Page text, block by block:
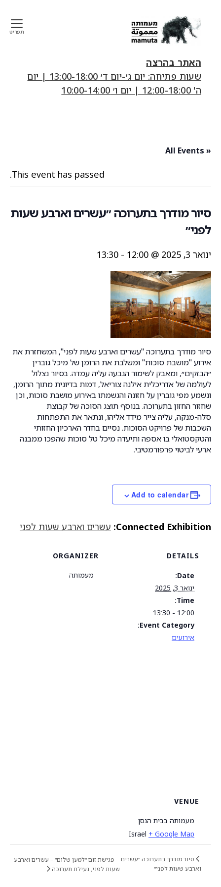
art
&
research
center
תפריט
האתר בהרצה
שעות פתיחה: יום ג׳-יום ד׳ 13:00-18:00 | יום
ה' 12:00-18:00 | יום ו׳ 10:00-14:00
« All Events
This event has passed.
סיור מודרך בתערוכה ״עשרים וארבע שעות
לפני״
ינואר 3, 2025 @ 12:00 -
13:30
סיור מודרך בתערוכה "עשרים וארבע שעות לפני", המשחזרת את
אירוע "מושבת סוכות" ומשלבת את הרומן של מיכל גוברין
״הבזקים״, ומאבק לשימור הגבעה עליה עמדה. בסיור נצלול
לעולמה של אדריכלית אילנה צוריאל, דמות בדיונית מתוך הרומן,
ונשמע מפי גוברין על חזונה והגשמתו באירוע מושבת סוכות, וכן
שחזור החזון בתערוכה. בנוסף תוצג הסוכה של קבוצת
סלה-מנקה, עליה צייר מידד אליהו, ונתאר את התפתחות
השכבות של פרויקט הסוכות. נסיים בחדר הארכיון החזותי
והטקסטואלי בו אספה ותיעדה מיכל טל סוכות שהפכו ממבנה
ארעי לביטוי פרפורמטיבי.
Add to calendar
Connected Exhibition: עשרים וארבע שעות לפני
DETAILS
Date:
ינואר 3, 2025
Time:
12:00 - 13:30
Event Category:
אירועים
ORGANIZER
מעמותה
VENUE
מעמותה בבית הנסן
Israel + Google Map
סיור מודרך בתערוכה ״עשרים
וארבע שעות לפני״
פגישת זום ״למען שלום״ – עשרים וארבע
שעות לפני, נעילת תערוכה